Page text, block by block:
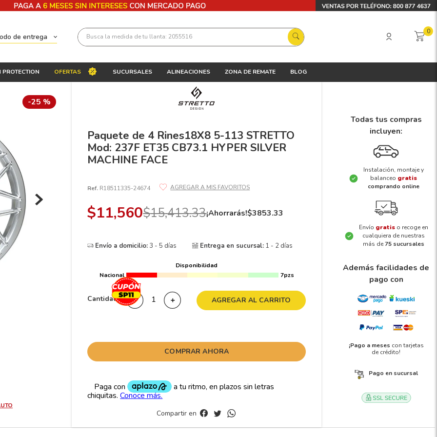
de entrega Busca la medida de tu llanta: 2055516 0
PROTECTION OFERTAS SUCURSALES ALINEACIONES ZONA DE REMATE BLOG
-25 %
Paquete de 4 Rines18X8 5-113 STRETTO
Mod: 237F ET35 CB73.1 HYPER SILVER
MACHINE FACE
Ref. R18511335-24674
$11,560$15,413.33¡Ahorrarás!$3853.33
Envío a domicilio:3 - 5 días Entrega en sucursal: 1 - 2 días
Disponibilidad
Nacional
7pzs
Cantidad ＋
－ AGREGAR AL CARRITO
COMPRAR AHORA
Compartir en
Todas tus compras
incluyen:
Instalación, montaje y
balanceo gratis
comprando online
Envío gratis o recoge en
cualquiera de nuestras
más de75 sucursales
Además facilidades de
pago con
¡Pago a meses con tarjetas
de crédito!
Pago en sucursal
Términos más buscados